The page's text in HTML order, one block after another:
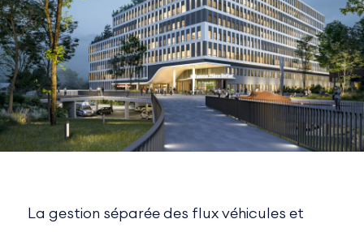
La gestion séparée des flux véhicules et